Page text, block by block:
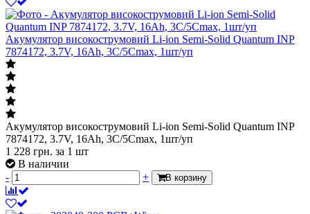
Акумулятор високострумовий Li-ion Semi-Solid Quantum INP
7874172, 3.7V, 16Ah, 3C/5Cmax, 1шт/уп
Акумулятор високострумовий Li-ion Semi-Solid Quantum INP
7874172, 3.7V, 16Ah, 3C/5Cmax, 1шт/уп
1 228 грн. за 1 шт
В наличии
-
+ В корзину